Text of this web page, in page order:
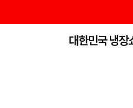
대한민국 냉